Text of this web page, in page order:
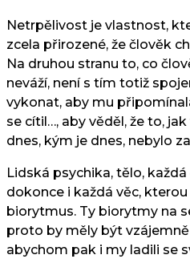
Netrpělivost je vlastnost,
zcela přirozené, že člověk
Na druhou stranu to, co
neváží, není s tím totiž
vykonat, aby mu
se cítil…, aby věděl, že to,
dnes, kým je dnes, nebylo
Lidská psychika, tělo,
dokonce i každá věc,
biorytmus. Ty biorytmy na
proto by měly být vzájemně
abychom pak i my ladili se